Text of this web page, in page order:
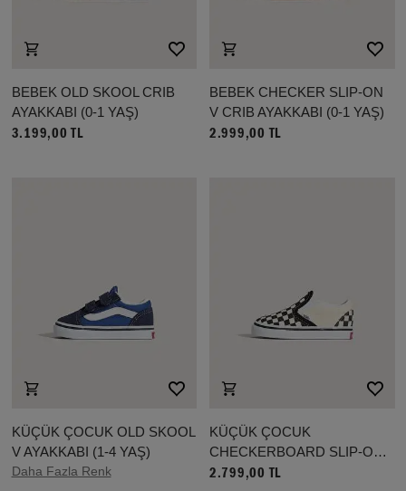
BEBEK OLD SKOOL CRIB
AYAKKABI (0-1 YAŞ)
3.199,00 TL
BEBEK CHECKER SLIP-ON
V CRIB AYAKKABI (0-1 YAŞ)
2.999,00 TL
KÜÇÜK ÇOCUK OLD SKOOL
V AYAKKABI (1-4 YAŞ)
Daha Fazla Renk
KÜÇÜK ÇOCUK
CHECKERBOARD SLIP-ON
AYAKKABI (1-4 YAŞ)
2.799,00 TL